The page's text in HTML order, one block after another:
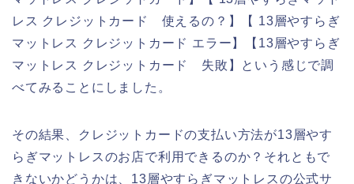
レス クレジットカード 使えるの？】【 13層やすらぎ
マットレス クレジットカード エラー】【13層やすらぎ
マットレス クレジットカード 失敗】という感じで調
べてみることにしました。
その結果、クレジットカードの支払い方法が13層やす
らぎマットレスのお店で利用できるのか？それともで
きないかどうかは、13層やすらぎマットレスの公式サ